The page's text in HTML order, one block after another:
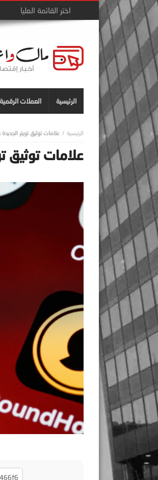
الرئيسية العملات الرقمية
علامات توثيق تويتر
علامات توثيق